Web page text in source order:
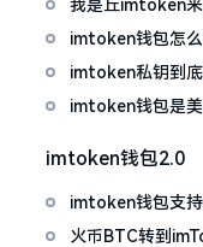
我是丘imtoken
imtoken钱包怎
imtoken私钥到
imtoken钱包是美
imtoken钱包2.0
imtoken钱包支
火币BTC转到